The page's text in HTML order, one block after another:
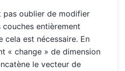
pas oublier de modifier
couches entièrement
cela est nécessaire. En
« change » de dimension
le vecteur de